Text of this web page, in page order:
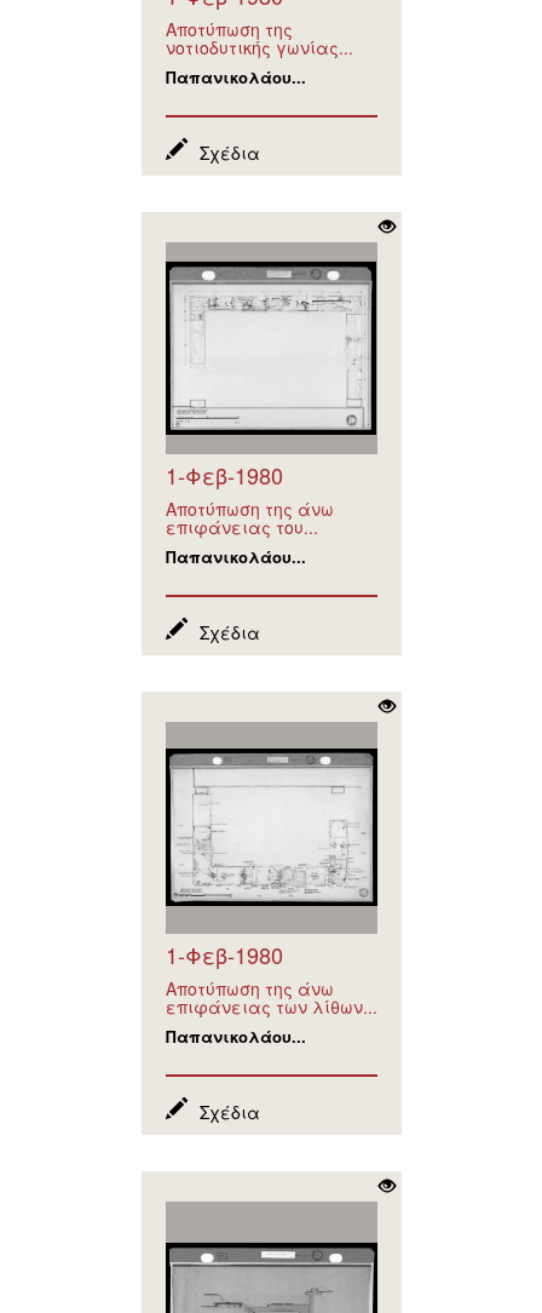
Αποτύπωση της
νοτιοδυτικής γωνίας...
Παπανικολάου...
Σχέδια
1-Φεβ-1980
Αποτύπωση της άνω
επιφάνειας του...
Παπανικολάου...
Σχέδια
1-Φεβ-1980
Αποτύπωση της άνω
επιφάνειας των λίθων...
Παπανικολάου...
Σχέδια